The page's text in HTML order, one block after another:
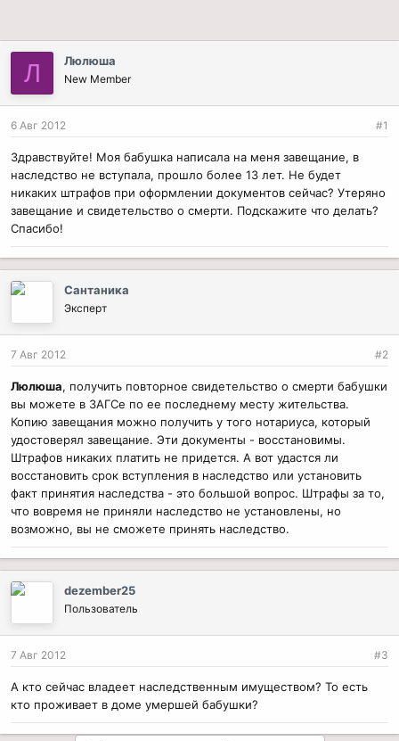
Л Люлюша
New Member
6 Авг 2012 #1
Здравствуйте! Моя бабушка написала на меня завещание, в
наследство не вступала, прошло более 13 лет. Не будет
никаких штрафов при оформлении документов сейчас? Утеряно
завещание и свидетельство о смерти. Подскажите что делать?
Спасибо!
Сантаника
Эксперт
7 Авг 2012 #2
Люлюша, получить повторное свидетельство о смерти бабушки
вы можете в ЗАГСе по ее последнему месту жительства.
Копию завещания можно получить у того нотариуса, который
удостоверял завещание. Эти документы - восстановимы.
Штрафов никаких платить не придется. А вот удастся ли
восстановить срок вступления в наследство или установить
факт принятия наследства - это большой вопрос. Штрафы за то,
что вовремя не приняли наследство не установлены, но
возможно, вы не сможете принять наследство.
dezember25
Пользователь
7 Авг 2012 #3
А кто сейчас владеет наследственным имуществом? То есть
кто проживает в доме умершей бабушки?